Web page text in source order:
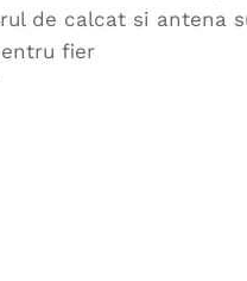
de calcat si antena
fier